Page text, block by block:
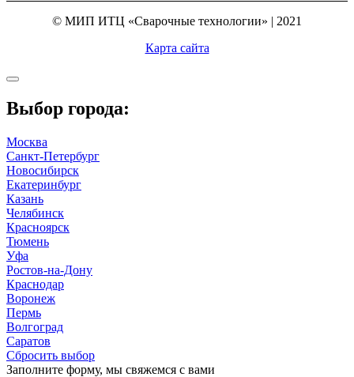
© МИП ИТЦ «Сварочные технологии» | 2021
Карта сайта
Выбор города:
Москва
Санкт-Петербург
Новосибирск
Екатеринбург
Казань
Челябинск
Красноярск
Тюмень
Уфа
Ростов-на-Дону
Краснодар
Воронеж
Пермь
Волгоград
Саратов
Сбросить выбор
Заполните форму, мы свяжемся с вами